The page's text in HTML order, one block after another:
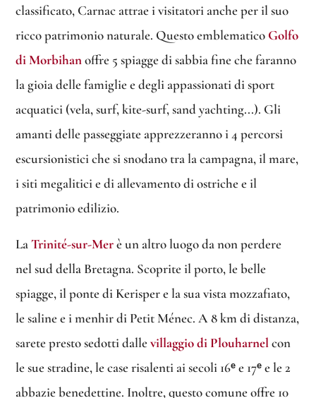
classificato, Carnac attrae i visitatori anche per il suo
ricco patrimonio naturale. Questo emblematico Golfo
di Morbihan offre 5 spiagge di sabbia fine che faranno
la gioia delle famiglie e degli appassionati di sport
acquatici (vela, surf, kite-surf, sand yachting...). Gli
amanti delle passeggiate apprezzeranno i 4 percorsi
escursionistici che si snodano tra la campagna, il mare,
i siti megalitici e di allevamento di ostriche e il
patrimonio edilizio.
LaTrinité-sur-Merè un altro luogo da non perdere
nel sud della Bretagna. Scoprite il porto, le belle
spiagge, il ponte di Kerisper e la sua vista mozzafiato,
le saline e i menhir di Petit Ménec. A 8 km di distanza,
sarete presto sedotti dallevillaggio di Plouharnel con
le sue stradine, le case risalenti ai secoli 16ᵉ e 17ᵉ e le 2
abbazie benedettine. Inoltre, questo comune offre 10